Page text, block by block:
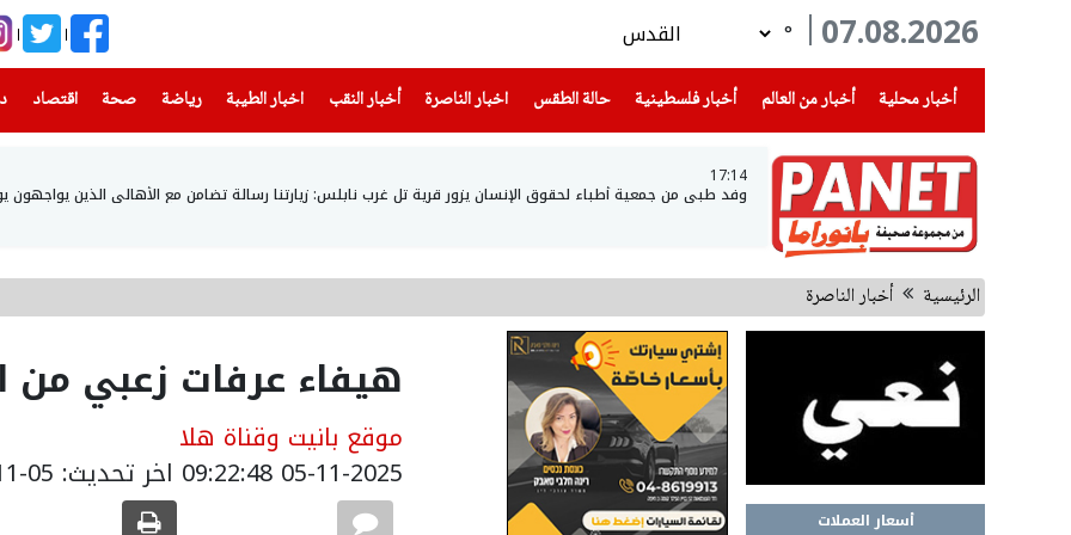
07.08.2026
°
أخبار محلية
(current) أخبار من العالم أخبار فلسطينية(current) حالة الطقس اخبار الناصرة
(current) أخبار النقب اخبار الطيبة(current) رياضة
(current) صحة(current) اقتصاد
17:14
وفد طبي من جمعية أطباء لحقوق الإنسان يزور قرية تل غرب نابلس: زيارتنا رسالة تضامن مع الأهالي الذين يواجهون
الرئيسية أخبار الناصرة
أسعار العملات
هيفاء عرفات زعبي من
موقع بانيت وقناة هلا
05-11-2025 09:22:48 اخر تحديث: 05-11-2025 11:23:00